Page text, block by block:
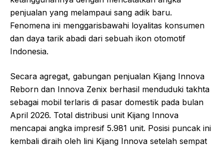
penjualan yang melampaui sang adik baru.
Fenomena ini menggarisbawahi loyalitas konsumen
dan daya tarik abadi dari sebuah ikon otomotif
Indonesia.
Secara agregat, gabungan penjualan Kijang Innova
Reborn dan Innova Zenix berhasil menduduki takhta
sebagai mobil terlaris di pasar domestik pada bulan
April 2026. Total distribusi unit Kijang Innova
mencapai angka impresif 5.981 unit. Posisi puncak ini
kembali diraih oleh lini Kijang Innova setelah sempat